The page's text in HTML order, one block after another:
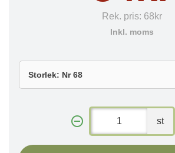
Rek. pris: 68kr
Inkl. moms
st